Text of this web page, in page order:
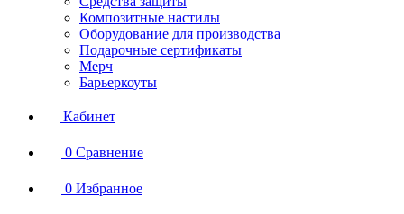
Композитные настилы
Оборудование для производства
Подарочные сертификаты
Мерч
Барьеркоуты
Кабинет
0 Сравнение
0 Избранное